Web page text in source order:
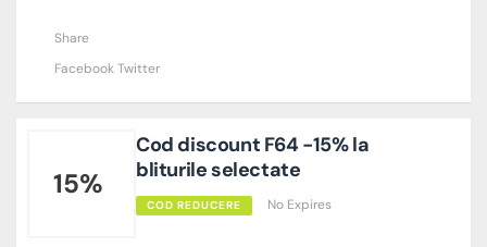
Share
FacebookTwitter
15%
Cod discount F64 -15% la
bliturile selectate
COD REDUCERE No Expires